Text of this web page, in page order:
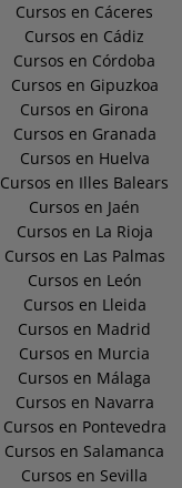
Cursos en Cáceres
Cursos en Cádiz
Cursos en Córdoba
Cursos en Gipuzkoa
Cursos en Girona
Cursos en Granada
Cursos en Huelva
Cursos en Illes Balears
Cursos en Jaén
Cursos en La Rioja
Cursos en Las Palmas
Cursos en León
Cursos en Lleida
Cursos en Madrid
Cursos en Murcia
Cursos en Málaga
Cursos en Navarra
Cursos en Pontevedra
Cursos en Salamanca
Cursos en Sevilla